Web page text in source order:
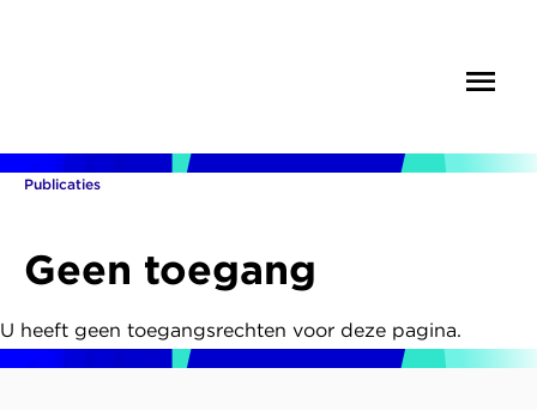
inhoud
gaan
Publicaties
Geen toegang
U heeft geen toegangsrechten voor deze pagina.